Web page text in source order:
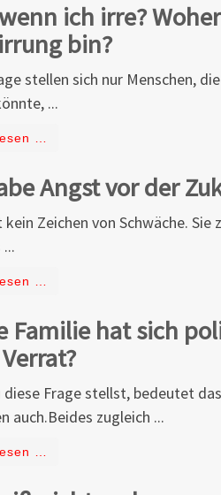
ich irre?
bin?
stellen sich nur Menschen,
...
…
Angst vor der
Zeichen von Schwäche.
…
Familie hat sich
diese Frage stellst, bedeutet
auch.Beides zugleich ...
…